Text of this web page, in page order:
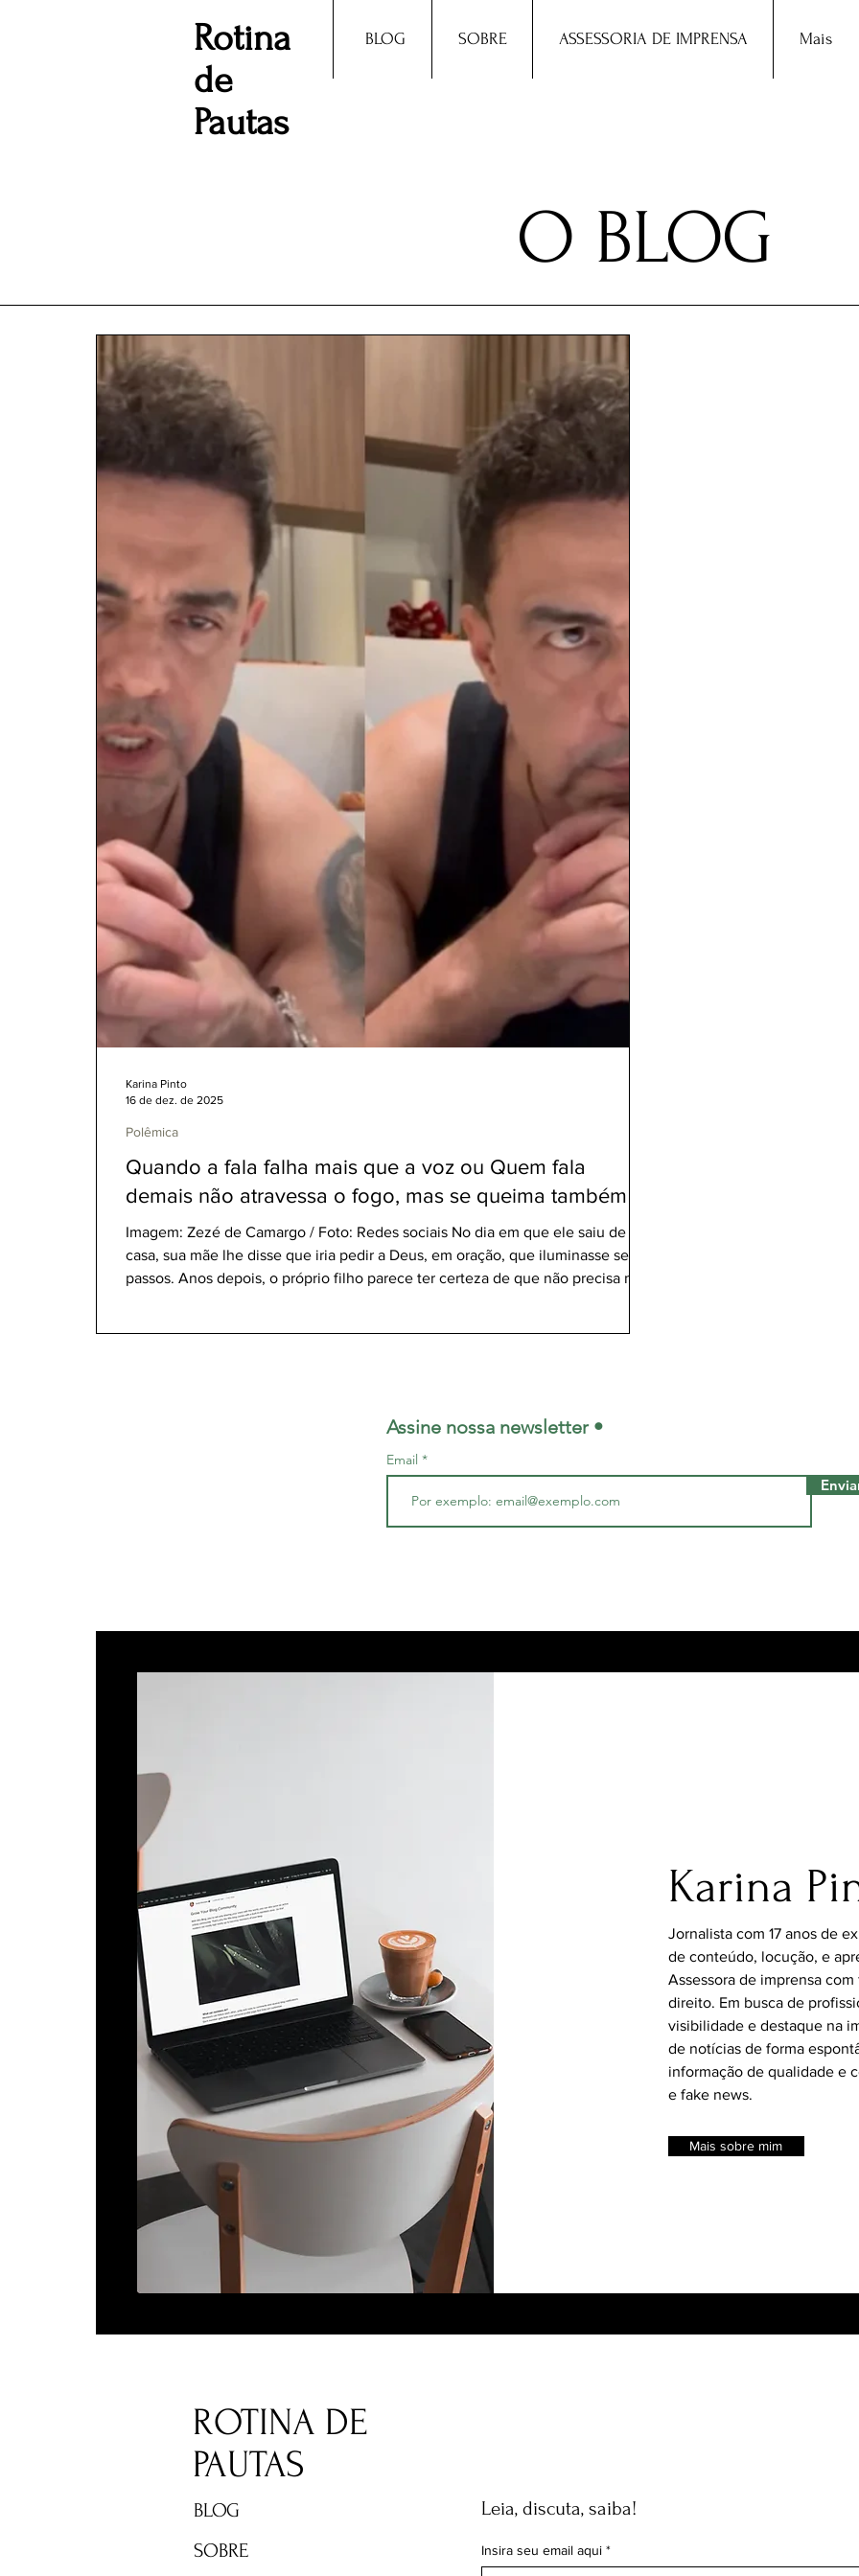
Rotina
de
Pautas
BLOG SOBRE ASSESSORIA DE IMPRENSA Mais
O BLOG
Quando a fala falha mais que a voz ou Quem fala
demais não atravessa o fogo, mas se queima também
Imagem: Zezé de Camargo / Foto: Redes sociais No dia em que ele saiu de
casa, sua mãe lhe disse que iria pedir a Deus, em oração, que iluminasse seus
passos. Anos depois, o próprio filho parece ter certeza de que não precisa mais
Polêmica
Karina Pinto
16 de dez. de 2025
Assine nossa newsletter •
Email
Karina
Jornalista com 17 anos de
de conteúdo, locução, e
Assessora de imprensa
direito. Em busca de
visibilidade e destaque na
de notícias de forma
informação de qualidade e
e fake news.
Mais sobre mim
ROTINA DE
PAUTAS
BLOG
SOBRE
Leia, discuta, saiba!
Insira seu email aqui